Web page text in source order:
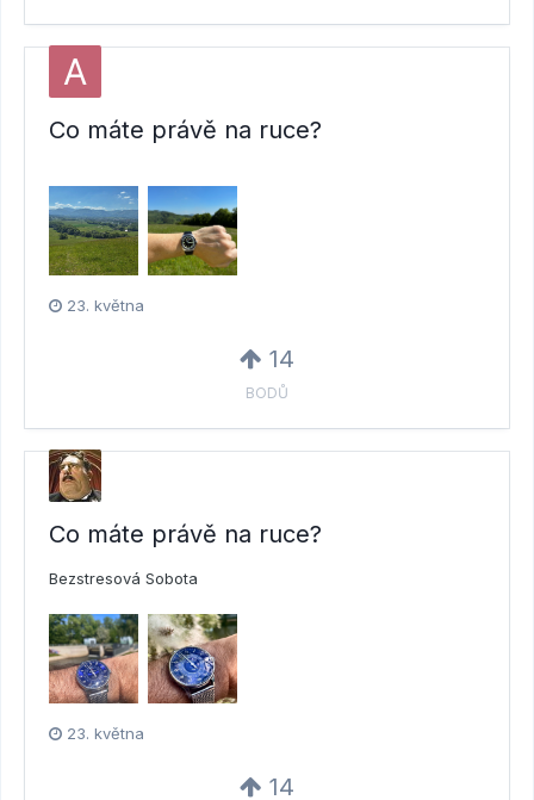
Co máte právě na ruce?
23. května
14
BODŮ
Co máte právě na ruce?
Bezstresová Sobota
23. května
14